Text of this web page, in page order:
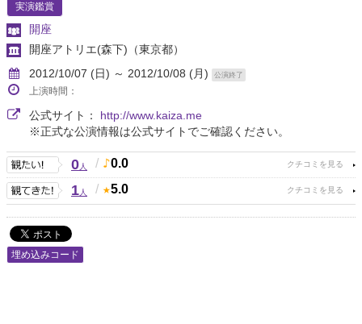
実演鑑賞
開座
開座アトリエ(森下) （東京都）
2012/10/07 (日) ～ 2012/10/08 (月)
公演終了
上演時間：
公式サイト： http://www.kaiza.me
※正式な公演情報は公式サイトでご確認ください。
0人 / 0.0
1人 / 5.0
埋め込みコード